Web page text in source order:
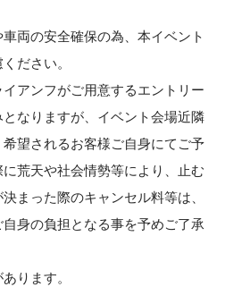
両の安全確保の為、本イベント
ださい。
アンフがご用意するエントリー
なりますが、イベント会場近隣
望されるお客様ご自身にてご予
荒天や社会情勢等により、止む
まった際のキャンセル料等は、
身の負担となる事を予めご了承
ります。